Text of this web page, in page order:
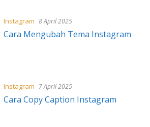
Instagram 8 April 2025
Cara Mengubah Tema Instagram
Instagram 7 April 2025
Cara Copy Caption Instagram